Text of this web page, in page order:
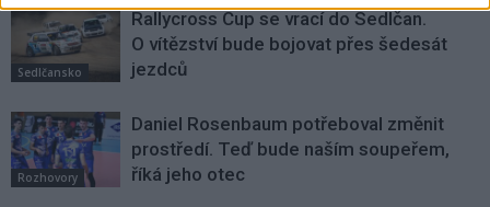
Sedlčansko
Rallycross Cup se vrací do Sedlčan.
O vítězství bude bojovat přes šedesát
jezdců
Rozhovory
Daniel Rosenbaum potřeboval změnit
prostředí. Teď bude naším soupeřem,
říká jeho otec